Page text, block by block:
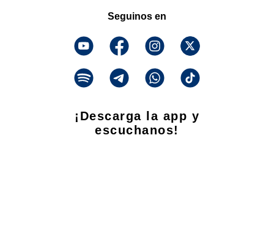
Seguinos en
¡Descarga la app y
escuchanos!